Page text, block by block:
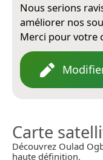
Nous serions
améliorer nos
Merci pour votre
Carte
Découvrez Oulad
haute définition.